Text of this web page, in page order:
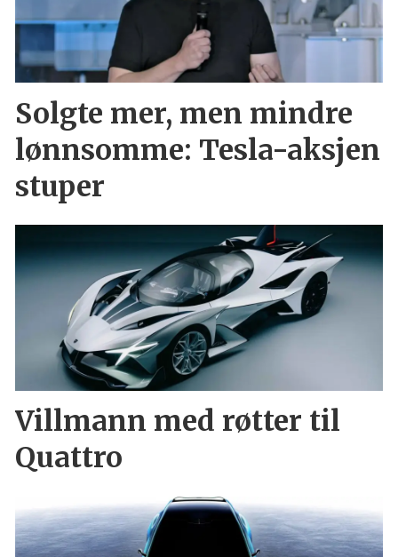
Solgte mer, men mindre
lønnsomme: Tesla-aksjen
stuper
Villmann med røtter til
Quattro